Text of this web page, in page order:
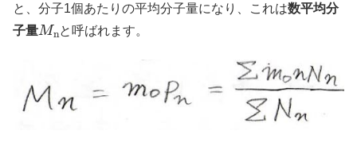
と、分子1個あたりの平均分子量になり、これは数平均分
子量
Mn
と呼ばれます。